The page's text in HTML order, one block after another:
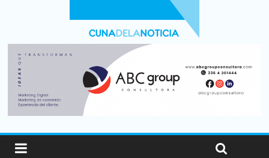
Central venció 1 a 0 al River de Coudet en el Monumental